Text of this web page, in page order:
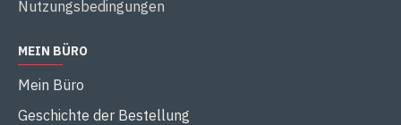
Nutzungsbedingungen
MEIN BÜRO
Mein Büro
Geschichte der Bestellung